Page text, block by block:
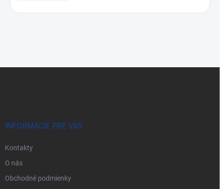
INFORMÁCIE PRE VÁS
Kontakty
O nás
Obchodné podmienky